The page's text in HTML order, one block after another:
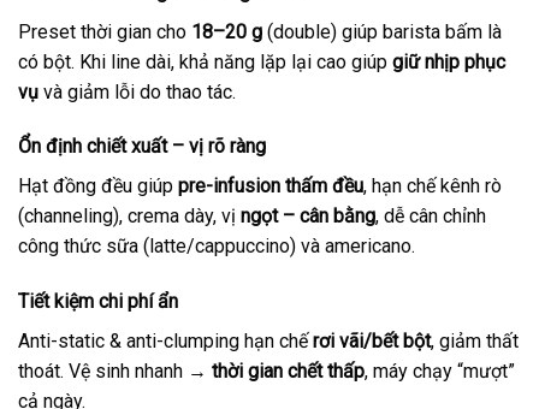
Preset thời gian cho 18–20 g (double) giúp barista bấm là
có bột. Khi line dài, khả năng lặp lại cao giúp giữ nhịp phục
vụ và giảm lỗi do thao tác.
Ổn định chiết xuất – vị rõ ràng
Hạt đồng đều giúp pre-infusion thấm đều, hạn chế kênh rò
(channeling), crema dày, vị ngọt – cân bằng, dễ cân chỉnh
công thức sữa (latte/cappuccino) và americano.
Tiết kiệm chi phí ẩn
Anti-static & anti-clumping hạn chếrơi vãi/bết bột, giảm thất
thoát. Vệ sinh nhanh → thời gian chết thấp, máy chạy “mượt”
cả ngày.